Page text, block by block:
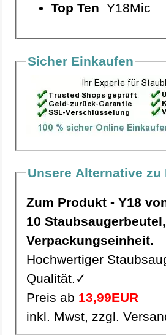
Top Ten Y18Mic
Sicher Einkaufen
Unsere Alternative zu
Zum Produkt - Y18
10 Staubsaugerbeutel, Staubbeutel Y18 pro
Verpackungseinheit.
Hochwertiger
Qualität.✓
Preis ab 13,99EUR
inkl. Mwst, zzgl.